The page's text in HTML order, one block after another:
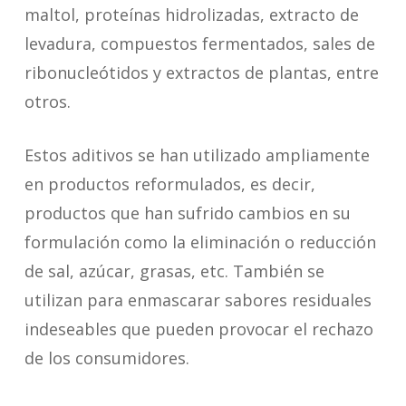
semillas de vainilla.
Hierba de limón, Hinojo, Estragón,
Menta, Laurel, Albahaca, Orégano,
Perejil, Salvia, Tomillo, Verbena…
la corteza, bayas, frutos, raíces y
tallos de plantas): Azafrán, Romero,
Anís, Canela (Ceilán, China, Saigón),
Cardamomo, Chili en polvo, Cilantro
(semillas), Comino, Clavo, Cúrcuma,
Jengibre, Sésamo, Mostaza (negra,
marrón, blanca, amarilla), Nuez
moscada, Amapola, Pimentón,
maltol, proteínas hidrolizadas, extracto de
levadura, compuestos fermentados, sales de
ribonucleótidos y extractos de plantas, entre
otros.
Estos aditivos se han utilizado ampliamente
en productos reformulados, es decir,
productos que han sufrido cambios en su
formulación como la eliminación o reducción
de sal, azúcar, grasas, etc. También se
utilizan para enmascarar sabores residuales
indeseables que pueden provocar el rechazo
de los consumidores.